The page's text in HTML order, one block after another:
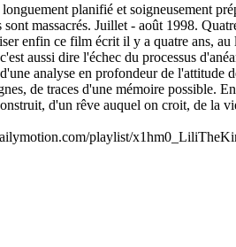
planifié et soigneusement
sont massacrés. Juillet - août 1998.
enfin ce film écrit il y a quatre ans,
aussi dire l'échec du processus
analyse en profondeur de l'attitude
de traces d'une mémoire possible.
d'un rêve auquel on croit, de la
playlist/